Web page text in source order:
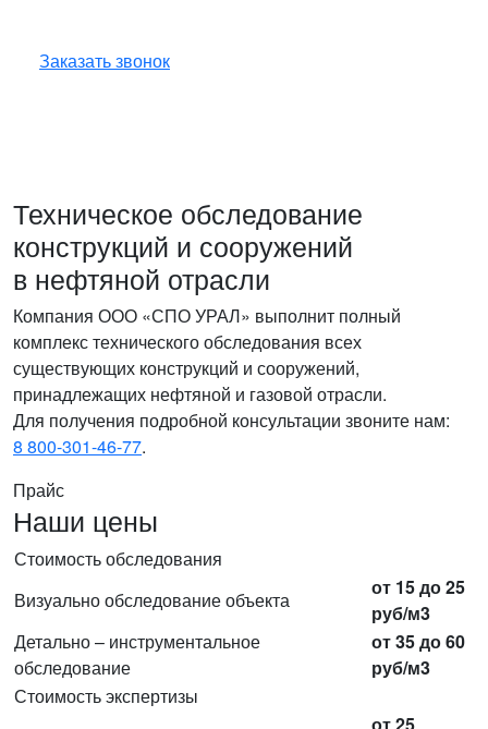
Заказать звонок
Техническое обследование
конструкций и сооружений
в нефтяной отрасли
Компания ООО «СПО УРАЛ» выполнит полный
комплекс технического обследования всех
существующих конструкций и сооружений,
принадлежащих нефтяной и газовой отрасли.
Для получения подробной консультации звоните нам:
8 800-301-46-77.
Прайс
Наши цены
Стоимость обследования
Визуально обследование объекта
от 15 до 25
руб/м3
Детально – инструментальное
обследование
от 35 до 60
руб/м3
Стоимость экспертизы
от 25